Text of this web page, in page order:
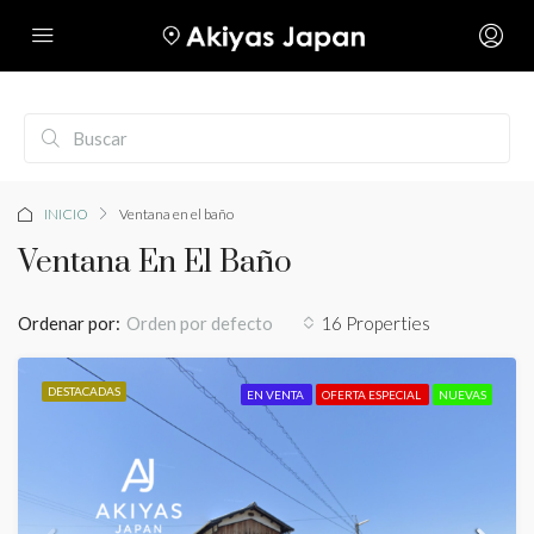
INICIO Ventana en el baño
Ventana En El Baño
16 Properties
Ordenar por: Orden por defecto
DESTACADAS EN VENTA OFERTA ESPECIAL NUEVAS